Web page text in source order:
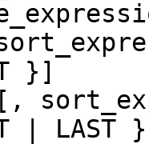
}]
|